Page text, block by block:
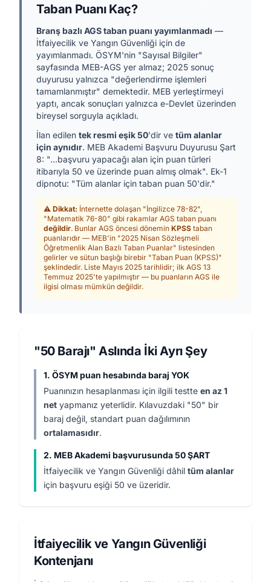
Taban Puanı Kaç?
Branş bazlı AGS taban puanı yayımlanmadı —
İtfaiyecilik ve Yangın Güvenliği için de
yayımlanmadı. ÖSYM'nin "Sayısal Bilgiler"
sayfasında MEB-AGS yer almaz; 2025 sonuç
duyurusu yalnızca "değerlendirme işlemleri
tamamlanmıştır" demektedir. MEB yerleştirmeyi
yaptı, ancak sonuçları yalnızca e-Devlet üzerinden
bireysel sorguyla açıkladı.
İlan edilen tek resmi eşik 50'dir ve tüm alanlar
için aynıdır. MEB Akademi Başvuru Duyurusu Şart
8: "...başvuru yapacağı alan için puan türleri
itibarıyla 50 ve üzerinde puan almış olmak". Ek-1
dipnotu: "Tüm alanlar için taban puan 50'dir."
⚠️ Dikkat: İnternette dolaşan "İngilizce 78-82",
"Matematik 76-80" gibi rakamlar AGS taban puanı
değildir. Bunlar AGS öncesi dönemin KPSS taban
puanlarıdır — MEB'in "2025 Nisan Sözleşmeli
Öğretmenlik Alan Bazlı Taban Puanlar" listesinden
gelirler ve sütun başlığı birebir "Taban Puan (KPSS)"
şeklindedir. Liste Mayıs 2025 tarihlidir; ilk AGS 13
Temmuz 2025'te yapılmıştır — bu puanların AGS ile
ilgisi olması mümkün değildir.
"50 Barajı" Aslında İki Ayrı Şey
1. ÖSYM puan hesabında baraj YOK
Puanınızın hesaplanması için ilgili testte en az 1
net yapmanız yeterlidir. Kılavuzdaki "50" bir
baraj değil, standart puan dağılımının
ortalamasıdır.
2. MEB Akademi başvurusunda 50 ŞART
İtfaiyecilik ve Yangın Güvenliği dâhil tüm alanlar
için başvuru eşiği 50 ve üzeridir.
İtfaiyecilik ve Yangın Güvenliği
Kontenjanı